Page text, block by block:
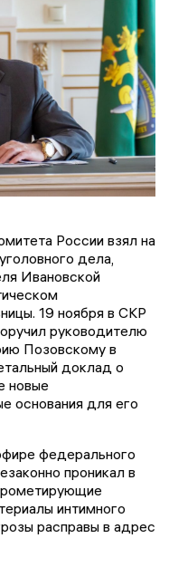
России взял на
дела,
Ивановской
19 ноября в СКР
руководителю
Позовскому в
доклад о
новые
основания для его
федерального
проникал в
интимного
расправы в адрес